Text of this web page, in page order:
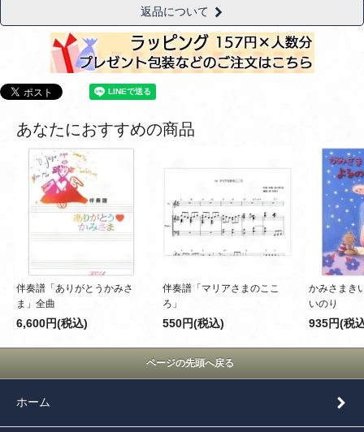
返品について
あなたにおすすめの商品
伴奏譜「ありがとうかみさ
ま」全曲
6,600円(税込)
伴奏譜「マリアさまのここ
ろ」
550円(税込)
かみさまき
いのり
935円(税
ページの先頭へ戻る
ホーム